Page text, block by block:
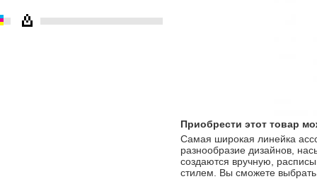
Приобрести этот товар
Cамая широкая линейка
разнообразие дизайнов,
создаются вручную,
стилем. Вы сможете